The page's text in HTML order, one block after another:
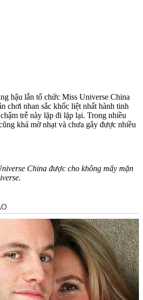
hậu lẫn tổ chức Miss Universe China
chơi nhan sắc khốc liệt nhất hành tinh
trễ này lặp đi lặp lại. Trong nhiều
khá mờ nhạt và chưa gây được nhiều
China được cho không mấy mặn